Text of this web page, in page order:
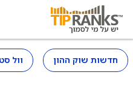
חדשות שוק ההון וול